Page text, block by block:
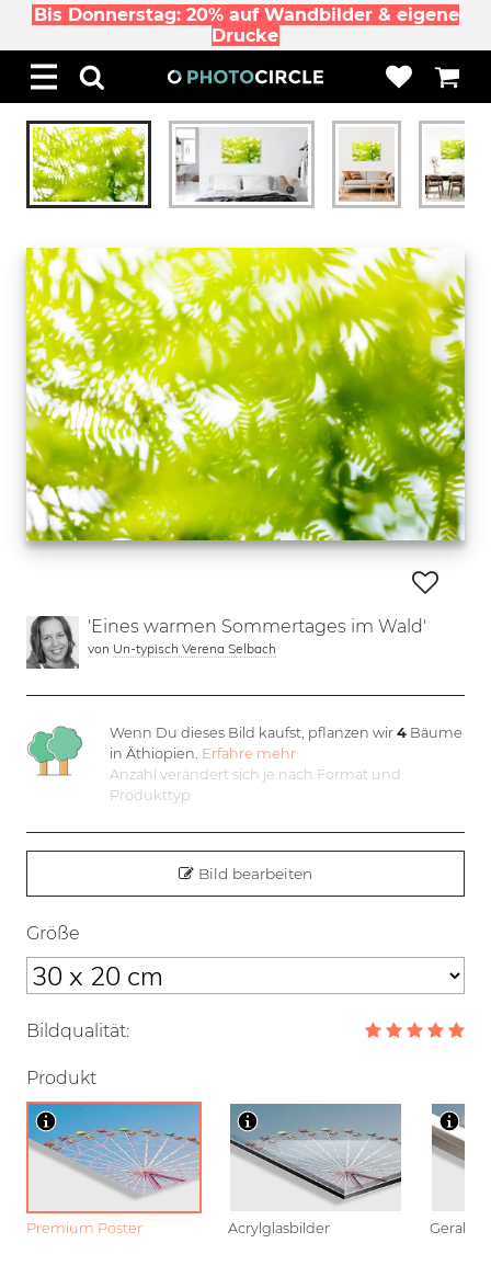
Bis Donnerstag: 20% auf Wandbilder & eigene
Drucke
'Eines warmen Sommertages im Wald'
von Un-typisch Verena Selbach
Wenn Du dieses Bild kaufst, pflanzen wir4 Bäume
in Äthiopien. Erfahre mehr
Anzahl verändert sich je nach Format und
Produkttyp
Bild bearbeiten
Größe
Bildqualität:
Produkt
Premium Poster Acrylglasbilder